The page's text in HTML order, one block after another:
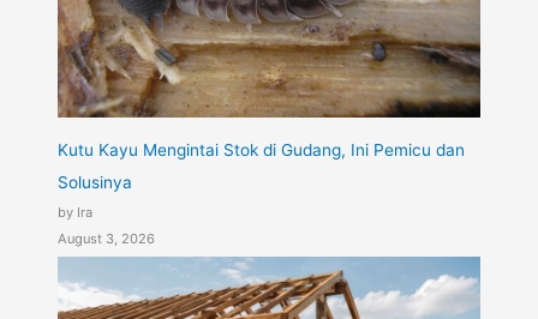
Kutu Kayu Mengintai Stok di Gudang, Ini Pemicu dan
Solusinya
by Ira
August 3, 2026